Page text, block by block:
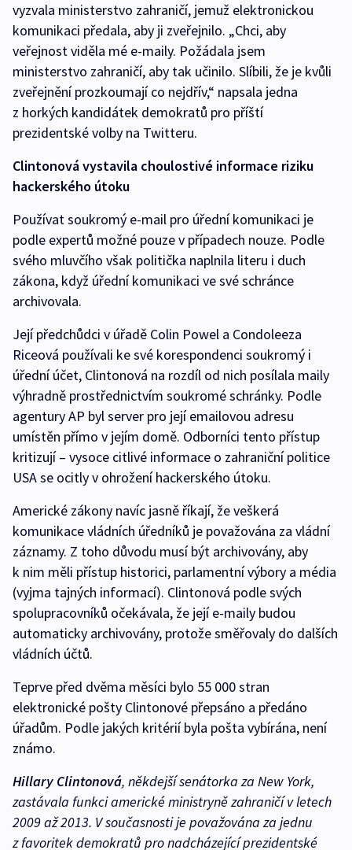
vyzvala ministerstvo zahraničí, jemuž elektronickou
komunikaci předala, aby ji zveřejnilo. „Chci, aby
veřejnost viděla mé e-maily. Požádala jsem
ministerstvo zahraničí, aby tak učinilo. Slíbili, že je kvůli
zveřejnění prozkoumají co nejdřív,“ napsala jedna
z horkých kandidátek demokratů pro příští
prezidentské volby na Twitteru.
Clintonová vystavila choulostivé informace riziku
hackerského útoku
Používat soukromý e-mail pro úřední komunikaci je
podle expertů možné pouze v případech nouze. Podle
svého mluvčího však politička naplnila literu i duch
zákona, když úřední komunikaci ve své schránce
archivovala.
Její předchůdci v úřadě Colin Powel a Condoleeza
Riceová používali ke své korespondenci soukromý i
úřední účet, Clintonová na rozdíl od nich posílala maily
výhradně prostřednictvím soukromé schránky. Podle
agentury AP byl server pro její emailovou adresu
umístěn přímo v jejím domě. Odborníci tento přístup
kritizují – vysoce citlivé informace o zahraniční politice
USA se ocitly v ohrožení hackerského útoku.
Americké zákony navíc jasně říkají, že veškerá
komunikace vládních úředníků je považována za vládní
záznamy. Z toho důvodu musí být archivovány, aby
k nim měli přístup historici, parlamentní výbory a média
(vyjma tajných informací). Clintonová podle svých
spolupracovníků očekávala, že její e-maily budou
automaticky archivovány, protože směřovaly do dalších
vládních účtů.
Teprve před dvěma měsíci bylo 55 000 stran
elektronické pošty Clintonové přepsáno a předáno
úřadům. Podle jakých kritérií byla pošta vybírána, není
známo.
Hillary Clintonová, někdejší senátorka za New York,
zastávala funkci americké ministryně zahraničí v letech
2009 až 2013. V současnosti je považována za jednu
z favoritek demokratů pro nadcházející prezidentské